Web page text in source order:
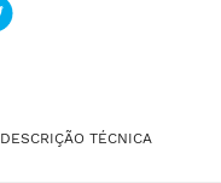
DESCRIÇÃO TÉCNICA